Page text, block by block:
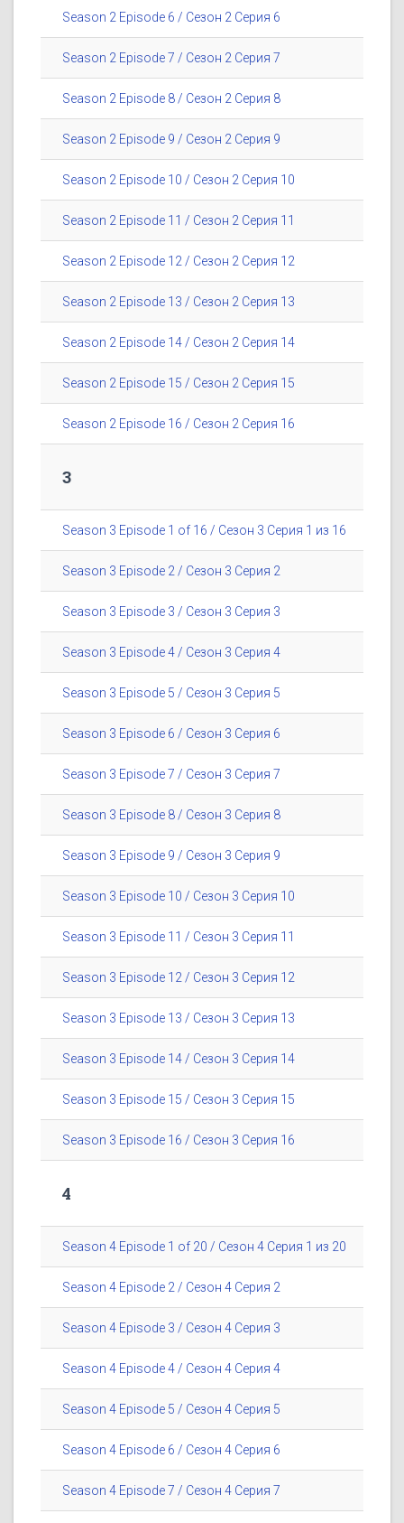
Season 2 Episode 6 / Сезон 2 Серия 6
Season 2 Episode 7 / Сезон 2 Серия 7
Season 2 Episode 8 / Сезон 2 Серия 8
Season 2 Episode 9 / Сезон 2 Серия 9
Season 2 Episode 10 / Сезон 2 Серия 10
Season 2 Episode 11 / Сезон 2 Серия 11
Season 2 Episode 12 / Сезон 2 Серия 12
Season 2 Episode 13 / Сезон 2 Серия 13
Season 2 Episode 14 / Сезон 2 Серия 14
Season 2 Episode 15 / Сезон 2 Серия 15
Season 2 Episode 16 / Сезон 2 Серия 16
3
Season 3 Episode 1 of 16 / Сезон 3 Серия 1 из 16
Season 3 Episode 2 / Сезон 3 Серия 2
Season 3 Episode 3 / Сезон 3 Серия 3
Season 3 Episode 4 / Сезон 3 Серия 4
Season 3 Episode 5 / Сезон 3 Серия 5
Season 3 Episode 6 / Сезон 3 Серия 6
Season 3 Episode 7 / Сезон 3 Серия 7
Season 3 Episode 8 / Сезон 3 Серия 8
Season 3 Episode 9 / Сезон 3 Серия 9
Season 3 Episode 10 / Сезон 3 Серия 10
Season 3 Episode 11 / Сезон 3 Серия 11
Season 3 Episode 12 / Сезон 3 Серия 12
Season 3 Episode 13 / Сезон 3 Серия 13
Season 3 Episode 14 / Сезон 3 Серия 14
Season 3 Episode 15 / Сезон 3 Серия 15
Season 3 Episode 16 / Сезон 3 Серия 16
4
Season 4 Episode 1 of 20 / Сезон 4 Серия 1 из 20
Season 4 Episode 2 / Сезон 4 Серия 2
Season 4 Episode 3 / Сезон 4 Серия 3
Season 4 Episode 4 / Сезон 4 Серия 4
Season 4 Episode 5 / Сезон 4 Серия 5
Season 4 Episode 6 / Сезон 4 Серия 6
Season 4 Episode 7 / Сезон 4 Серия 7